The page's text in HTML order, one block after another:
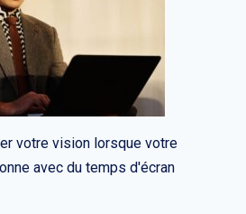
votre vision lorsque votre
avec du temps d'écran